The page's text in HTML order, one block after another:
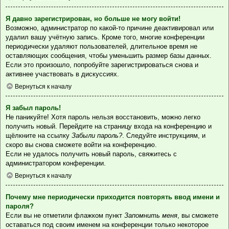
Я давно зарегистрирован, но больше не могу войти!
Возможно, администратор по какой-то причине деактивировал или
удалил вашу учётную запись. Кроме того, многие конференции
периодически удаляют пользователей, длительное время не
оставляющих сообщения, чтобы уменьшить размер базы данных.
Если это произошло, попробуйте зарегистрироваться снова и
активнее участвовать в дискуссиях.
Вернуться к началу
Я забыл пароль!
Не паникуйте! Хотя пароль нельзя восстановить, можно легко
получить новый. Перейдите на страницу входа на конференцию и
щёлкните на ссылку Забыли пароль?. Следуйте инструкциям, и
скоро вы снова сможете войти на конференцию.
Если не удалось получить новый пароль, свяжитесь с
администратором конференции.
Вернуться к началу
Почему мне периодически приходится повторять ввод имени и
пароля?
Если вы не отметили флажком пункт Запомнить меня , вы сможете
оставаться под своим именем на конференции только некоторое